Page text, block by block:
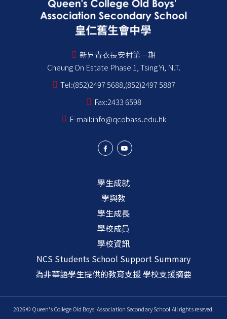
新界青衣長安村第一期
Cheung On Estate Phase 1, Tsing Yi, N.T.
Tel:(852)2497 5688,(852)2497 5887
Fax:2433 6598
E-mail:info@qcobass.edu.hk
學生成就
學與教
學生成長
學校成員
學校資訊
NCS Students School Support Summary
為非華語學生提供的教育支援 學校支援摘要
2026 © Queen's College Old Boys' Association Secondary School.All rights reseved.